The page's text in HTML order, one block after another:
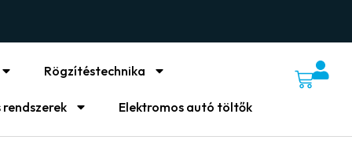
Rögzítéstechnika
rendszerek Elektromos autó töltők